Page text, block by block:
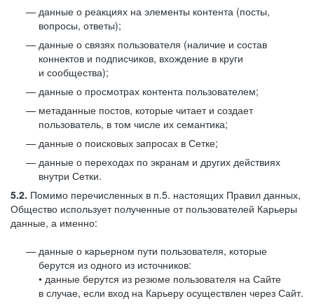
данные о реакциях на элементы контента (посты,
вопросы, ответы);
данные о связях пользователя (наличие и состав
коннектов и подписчиков, вхождение в круги
и сообщества);
данные о просмотрах контента пользователем;
метаданные постов, которые читает и создает
пользователь, в том числе их семантика;
данные о поисковых запросах в Сетке;
данные о переходах по экранам и других действиях
внутри Сетки.
5.2. Помимо перечисленных в п.5. настоящих Правил данных,
Общество использует полученные от пользователей Карьеры
данные, а именно:
данные о карьерном пути пользователя, которые
берутся из одного из источников:
• данные берутся из резюме пользователя на Сайте
в случае, если вход на Карьеру осуществлен через Сайт.